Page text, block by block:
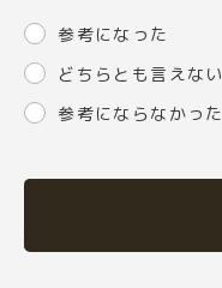
参考になった
どちらとも言えない
参考にならなかった